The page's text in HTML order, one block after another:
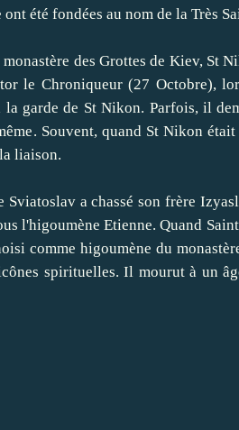
ont été fondées au nom de la Très
des Grottes de Kiev, St
le Chroniqueur (27 Octobre),
la garde de St Nikon. Parfois, il
. Souvent, quand St Nikon était
liaison.
Sviatoslav a chassé son frère
l'higoumène Etienne. Quand
comme higoumène du
spirituelles. Il mourut à un